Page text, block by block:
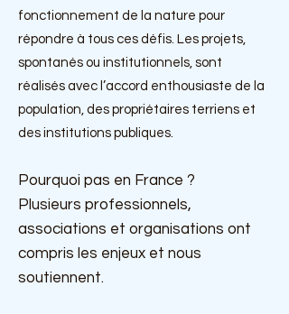
fonctionnement de la nature pour
répondre à tous ces défis. Les projets,
spontanés ou institutionnels, sont
réalisés avec l’accord enthousiaste de la
population, des propriétaires terriens et
des institutions publiques.
Pourquoi pas en France ?
Plusieurs professionnels,
associations et organisations ont
compris les enjeux et nous
soutiennent.